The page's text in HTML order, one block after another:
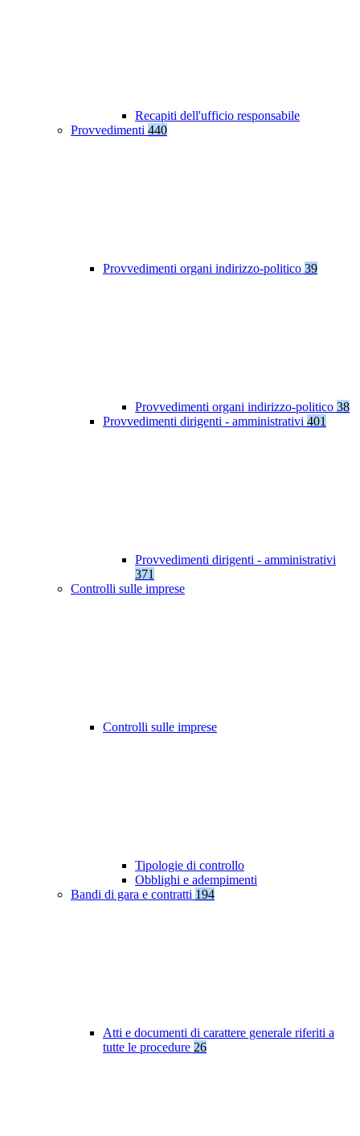
Recapiti dell'ufficio responsabile
Provvedimenti 440
Provvedimenti organi indirizzo-politico 39
Provvedimenti organi indirizzo-politico 38
Provvedimenti dirigenti - amministrativi 401
Provvedimenti dirigenti - amministrativi
371
Controlli sulle imprese
Controlli sulle imprese
Tipologie di controllo
Obblighi e adempimenti
Bandi di gara e contratti 194
Atti e documenti di carattere generale riferiti a
tutte le procedure 26